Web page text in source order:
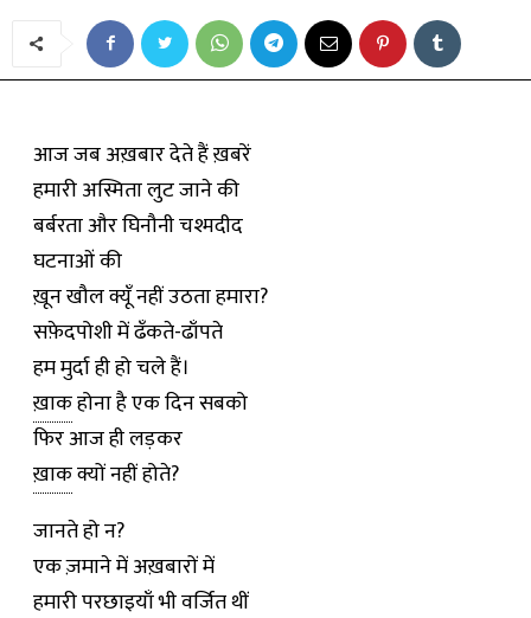
आज जब अख़बार देते हैं ख़बरें
हमारी अस्मिता लुट जाने की
बर्बरता और घिनौनी चश्मदीद
घटनाओं की
ख़ून खौल क्यूँ नहीं उठता हमारा?
सफ़ेदपोशी में ढँकते-ढाँपते
हम मुर्दा ही हो चले हैं।
ख़ाकहोना है एक दिन सबको
फिर आज ही लड़कर
ख़ाकक्यों नहीं होते?
जानते हो न?
एक ज़माने में अख़बारों में
हमारी परछाइयाँ भी वर्जित थीं